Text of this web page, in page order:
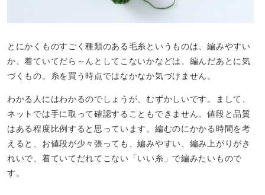
とにかくものすごく種類のある毛糸というものは、編みやすい
か、着ていてだら～んとしてこないかなどは、編んだあとに気
づくもの。糸を買う時点ではなかなか気づけません。
わかる人にはわかるのでしょうが、むずかしいです。まして、
ネットでは手に取って確認することもできません。値段と品質
はある程度比例すると思っています。編むのにかかる時間を考
えると、お値段が少々張っても、編みやすい、編み上がりがき
れいで、着ていてだれてこない「いい糸」で編みたいもので
す。